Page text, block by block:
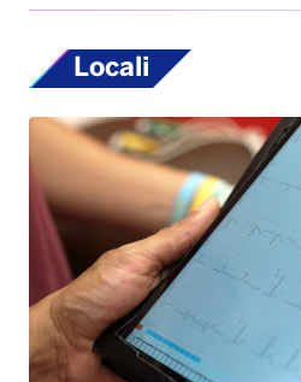
Locali